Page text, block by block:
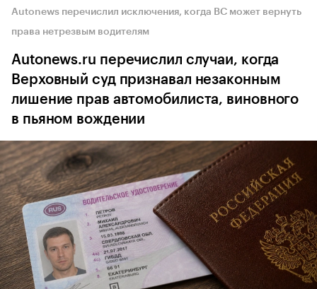
Autonews перечислил исключения, когда ВС может вернуть
права нетрезвым водителям
Autonews.ru перечислил случаи, когда
Верховный суд признавал незаконным
лишение прав автомобилиста, виновного
в пьяном вождении